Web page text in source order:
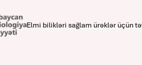
Elmi bilikləri sağlam ürəklər üçün